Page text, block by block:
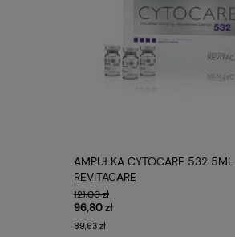
AMPUŁKA CYTOCARE 532 5ML
REVITACARE
121,00 zł
96,80 zł
89,63 zł